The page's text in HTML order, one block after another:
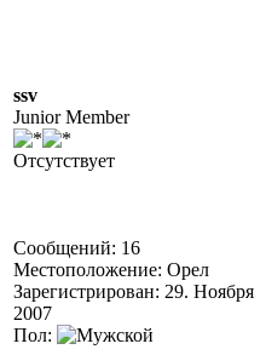
ssv
Junior Member
Отсутствует
Сообщений: 16
Местоположение: Орел
Зарегистрирован: 29. Ноября
2007
Пол: